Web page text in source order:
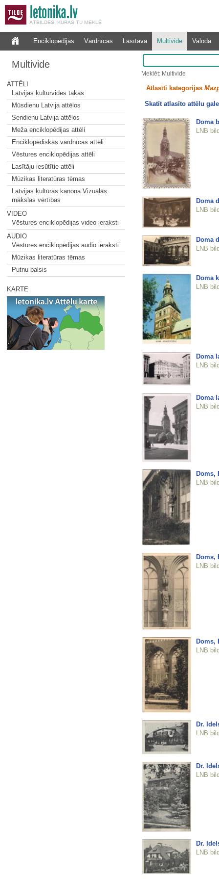
Enciklopēdijas Vārdnīcas Lasītava Multivide Valoda
Multivide
ATTĒLI
Latvijas kultūrvides takas
Mūsdienu Latvija attēlos
Sendienu Latvija attēlos
Meža enciklopēdijas attēli
Enciklopēdiskās vārdnīcas attēli
Vēstures enciklopēdijas attēli
Lasītāju iesūtītie attēli
Mūzikas literatūras tēmas
Latvijas kultūras kanona Vizuālās
mākslas vērtības
VIDEO
Vēstures enciklopēdijas video ieraksti
AUDIO
Vēstures enciklopēdijas audio ieraksti
Mūzikas literatūras tēmas
Putnu balsis
KARTE
Meklēt: Multivide
Atlasīti kategorijas
Skatīt atlasīto attēlu
Doma
LNB
Doma
LNB
Doma
LNB
Doma
LNB
Doma
LNB
Doma
LNB
Doms,
LNB
Doms,
LNB
Doms,
LNB
Dr.
LNB
Dr.
LNB
Dr.
LNB